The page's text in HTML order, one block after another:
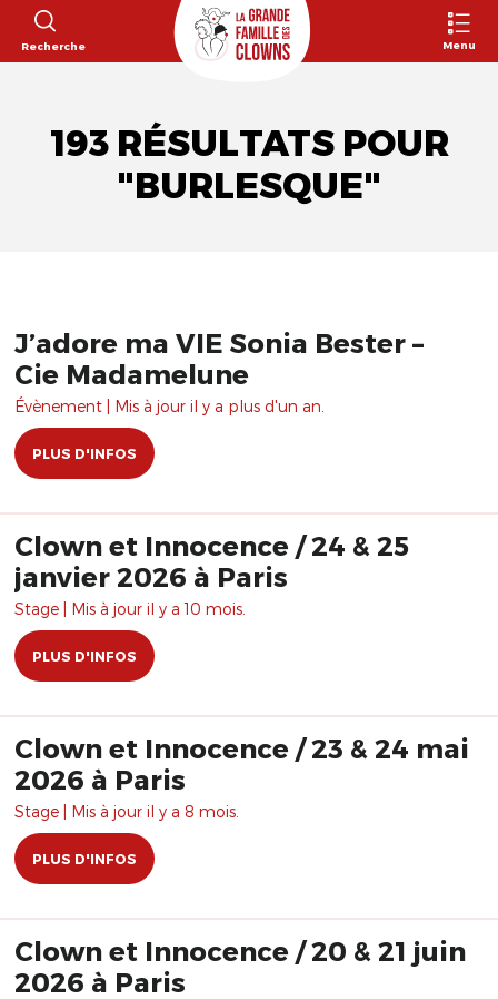
Recherche Menu
193 RÉSULTATS POUR
"BURLESQUE"
J’adore ma VIE Sonia Bester –
Cie Madamelune
Évènement | Mis à jour il y a plus d'un an.
PLUS D'INFOS
Clown et Innocence / 24 & 25
janvier 2026 à Paris
Stage | Mis à jour il y a 10 mois.
PLUS D'INFOS
Clown et Innocence / 23 & 24 mai
2026 à Paris
Stage | Mis à jour il y a 8 mois.
PLUS D'INFOS
Clown et Innocence / 20 & 21 juin
2026 à Paris